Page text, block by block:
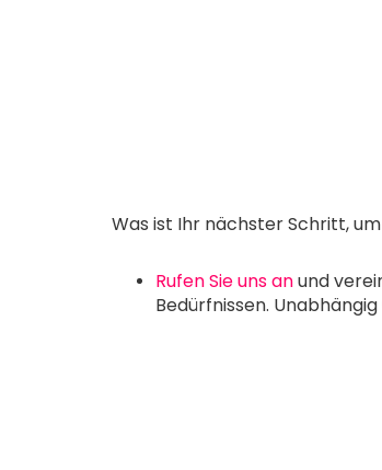
Was ist Ihr nächster Schritt,
Rufen Sie uns anund
Bedürfnissen.